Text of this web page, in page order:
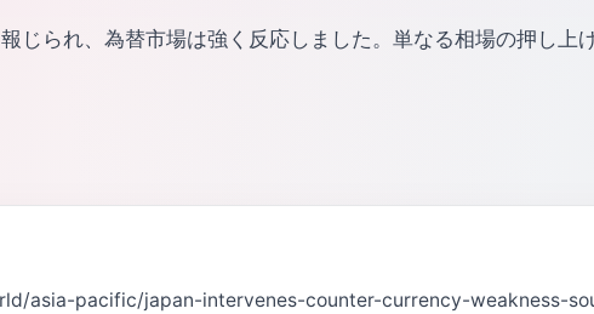
じられ、為替市場は強く反応しました。単なる相場の押し上
asia-pacific/japan-intervenes-counter-currency-weakness-